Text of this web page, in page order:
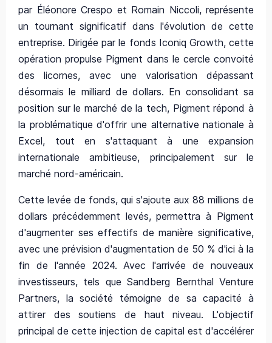
par Éléonore Crespo et Romain Niccoli, représente
un tournant significatif dans l'évolution de cette
entreprise. Dirigée par le fonds Iconiq Growth, cette
opération propulse Pigment dans le cercle convoité
des licornes, avec une valorisation dépassant
désormais le milliard de dollars. En consolidant sa
position sur le marché de la tech, Pigment répond à
la problématique d'offrir une alternative nationale à
Excel, tout en s'attaquant à une expansion
internationale ambitieuse, principalement sur le
marché nord-américain.
Cette levée de fonds, qui s'ajoute aux 88 millions de
dollars précédemment levés, permettra à Pigment
d'augmenter ses effectifs de manière significative,
avec une prévision d'augmentation de 50 % d'ici à la
fin de l'année 2024. Avec l'arrivée de nouveaux
investisseurs, tels que Sandberg Bernthal Venture
Partners, la société témoigne de sa capacité à
attirer des soutiens de haut niveau. L'objectif
principal de cette injection de capital est d'accélérer